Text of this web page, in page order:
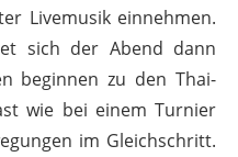
Livemusik einnehmen.
sich der Abend dann
beginnen zu den Thai-
wie bei einem Turnier
im Gleichschritt.